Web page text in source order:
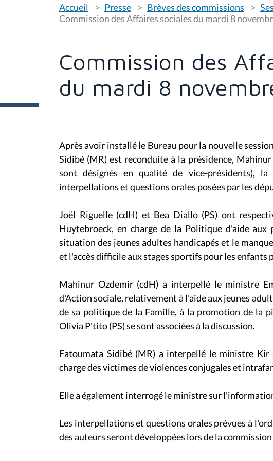
o
u
s
s
i
:
Accueil Presse Brèves des commissions
Commission des Affaires sociales du mardi 8
Commission des
du mardi 8
Après avoir installé le Bureau pour la nouvelle
Sidibé (MR) est reconduite à la présidence,
sont désignés en qualité de vice-présidents),
interpellations et questions orales posées par les
Joël Riguelle (cdH) et Bea Diallo (PS) ont
Huytebroeck, en charge de la Politique d'aide aux
situation des jeunes adultes handicapés et le
et l'accès difficile aux stages sportifs pour les enfants
Mahinur Ozdemir (cdH) a interpellé le ministre
d'Action sociale, relativement à l'aide aux jeunes
de sa politique de la Famille, à la promotion de la
Olivia P'tito (PS) se sont associées à la discussion.
Fatoumata Sidibé (MR) a interpellé le ministre
charge des victimes de violences conjugales et
Elle a également interrogé le ministre sur
Les interpellations et questions orales prévues à
des auteurs seront développées lors de la